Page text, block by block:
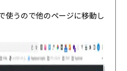
使うので他のページに移動し